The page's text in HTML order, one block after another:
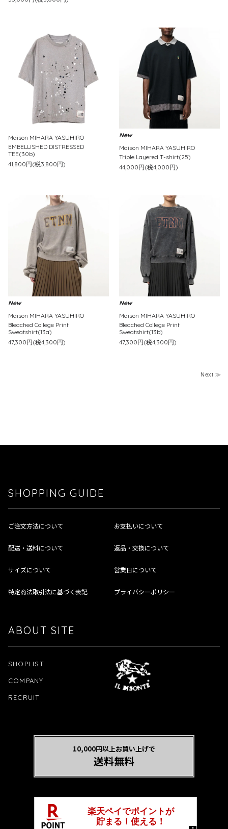
Maison MIHARA YASUHIRO
EMBELLISHED DISTRESSED
TEE(30b)
41,800円(税3,800円)
New
Maison MIHARA YASUHIRO
Triple Layered T-shirt(25)
44,000円(税4,000円)
New
Maison MIHARA YASUHIRO
Bleached College Print
Sweatshirt(13a)
47,300円(税4,300円)
New
Maison MIHARA YASUHIRO
Bleached College Print
Sweatshirt(13b)
47,300円(税4,300円)
Next ≫
SHOPPING GUIDE
ご注文方法について お支払いについて
配送・送料について 返品・交換について
サイズについて 営業日について
特定商法取引法に基づく表記 プライバシーポリシー
ABOUT SITE
SHOPLIST
COMPANY
RECRUIT
10,000円以上お買い上げで
送料無料